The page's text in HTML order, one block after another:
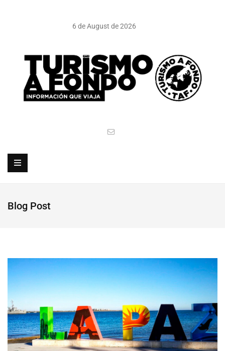
6 de August de 2026
Blog Post